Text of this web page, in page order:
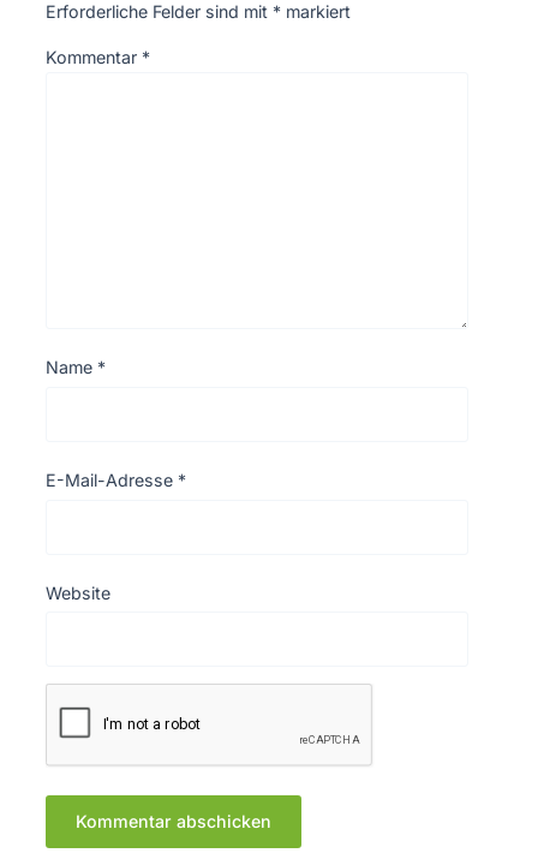
Erforderliche Felder sind mit * markiert
Kommentar *
Name *
E-Mail-Adresse *
Website